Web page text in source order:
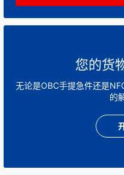
您的货
无论是OBC手提急件还是
的